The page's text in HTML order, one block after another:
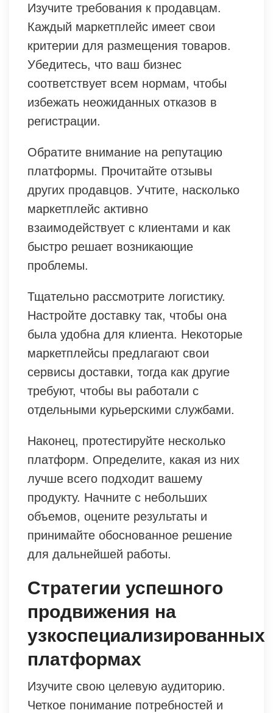
Изучите требования к продавцам.
Каждый маркетплейс имеет свои
критерии для размещения товаров.
Убедитесь, что ваш бизнес
соответствует всем нормам, чтобы
избежать неожиданных отказов в
регистрации.
Обратите внимание на репутацию
платформы. Прочитайте отзывы
других продавцов. Учтите, насколько
маркетплейс активно
взаимодействует с клиентами и как
быстро решает возникающие
проблемы.
Тщательно рассмотрите логистику.
Настройте доставку так, чтобы она
была удобна для клиента. Некоторые
маркетплейсы предлагают свои
сервисы доставки, тогда как другие
требуют, чтобы вы работали с
отдельными курьерскими службами.
Наконец, протестируйте несколько
платформ. Определите, какая из них
лучше всего подходит вашему
продукту. Начните с небольших
объемов, оцените результаты и
принимайте обоснованное решение
для дальнейшей работы.
Стратегии успешного
продвижения на
узкоспециализированных
платформах
Изучите свою целевую аудиторию.
Четкое понимание потребностей и